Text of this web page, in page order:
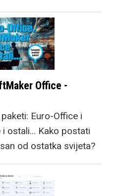
Office -
Euro-Office i
ostali... Kako postati
od ostatka svijeta?